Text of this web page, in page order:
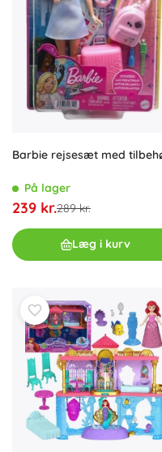
Barbie rejsesæt med
På lager
239 kr.289 kr.
Læg i kurv